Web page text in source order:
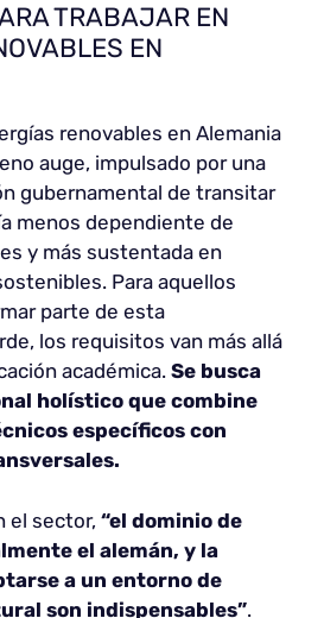
TRABAJAR EN
EN
renovables en Alemania
auge, impulsado por una
gubernamental de transitar
menos dependiente de
y más sustentada en
Para aquellos
parte de esta
los requisitos van más allá
académica. Se busca
holístico que combine
específicos con
el sector, “el dominio de
el alemán, y la
a un entorno de
son indispensables”.